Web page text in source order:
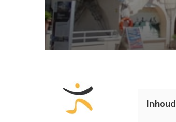
Inhoud